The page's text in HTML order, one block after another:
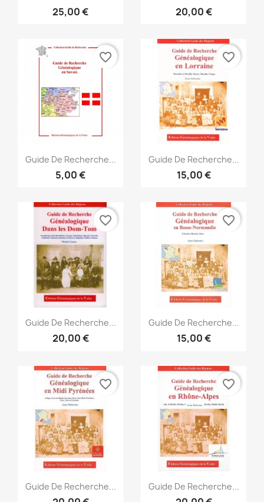
25,00 € 20,00 €
Vorschau
Guide De Recherche...
5,00 €
favorite_border
Vorschau
Guide De Recherche...
15,00 €
favorite_border
Vorschau
Guide De Recherche...
20,00 €
favorite_border
Vorschau
Guide De Recherche...
15,00 €
favorite_border
Vorschau
Guide De Recherche...
favorite_border
Vorschau
Guide De Recherche...
favorite_border